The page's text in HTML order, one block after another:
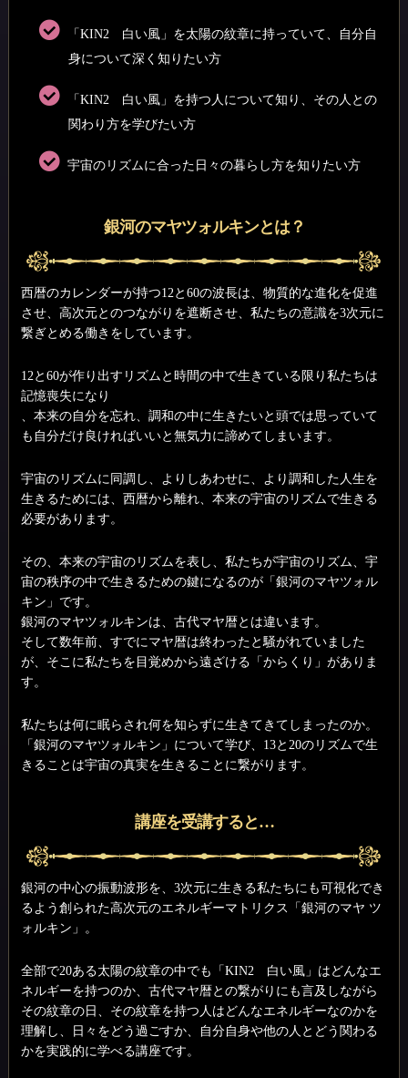
「KIN2 白い風」を太陽の紋章に持っていて、自分自
身について深く知りたい方
「KIN2 白い風」を持つ人について知り、その人との
関わり方を学びたい方
宇宙のリズムに合った日々の暮らし方を知りたい方
銀河のマヤツォルキンとは？
西暦のカレンダーが持つ12と60の波長は、物質的な進化を促進
させ、高次元とのつながりを遮断させ、私たちの意識を3次元に
繋ぎとめる働きをしています。
12と60が作り出すリズムと時間の中で生きている限り私たちは
記憶喪失になり
、本来の自分を忘れ、調和の中に生きたいと頭では思っていて
も自分だけ良ければいいと無気力に諦めてしまいます。
宇宙のリズムに同調し、よりしあわせに、より調和した人生を
生きるためには、西暦から離れ、本来の宇宙のリズムで生きる
必要があります。
その、本来の宇宙のリズムを表し、私たちが宇宙のリズム、宇
宙の秩序の中で生きるための鍵になるのが「銀河のマヤツォル
キン」です。
銀河のマヤツォルキンは、古代マヤ暦とは違います。
そして数年前、すでにマヤ暦は終わったと騒がれていました
が、そこに私たちを目覚めから遠ざける「からくり」がありま
す。
私たちは何に眠らされ何を知らずに生きてきてしまったのか。
「銀河のマヤツォルキン」について学び、13と20のリズムで生
きることは宇宙の真実を生きることに繋がります。
講座を受講すると…
銀河の中心の振動波形を、3次元に生きる私たちにも可視化でき
るよう創られた高次元のエネルギーマトリクス「銀河のマヤ ツ
ォルキン」。
全部で20ある太陽の紋章の中でも「KIN2 白い風」はどんなエ
ネルギーを持つのか、古代マヤ暦との繋がりにも言及しながら
その紋章の日、その紋章を持つ人はどんなエネルギーなのかを
理解し、日々をどう過ごすか、自分自身や他の人とどう関わる
かを実践的に学べる講座です。